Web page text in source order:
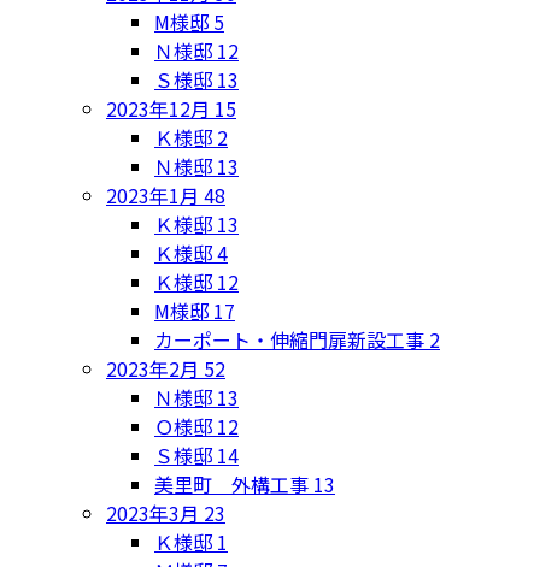
M様邸 5
Ｎ様邸 12
Ｓ様邸 13
2023年12月 15
Ｋ様邸 2
Ｎ様邸 13
2023年1月 48
Ｋ様邸 13
Ｋ様邸4
Ｋ様邸 12
M様邸 17
カーポート・伸縮門扉新設工事 2
2023年2月 52
Ｎ様邸 13
Ｏ様邸 12
Ｓ様邸 14
美里町 外構工事 13
2023年3月 23
Ｋ様邸 1